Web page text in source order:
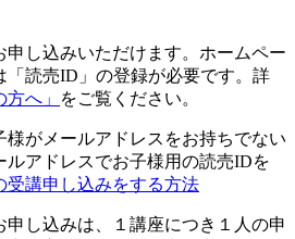
し込みいただけます。ホームペー
「読売ID」の登録が必要です。詳
へ」 をご覧ください。
がメールアドレスをお持ちでない
ルアドレスでお子様用の読売IDを
受講申し込みをする方法
し込みは、１講座につき１人の申